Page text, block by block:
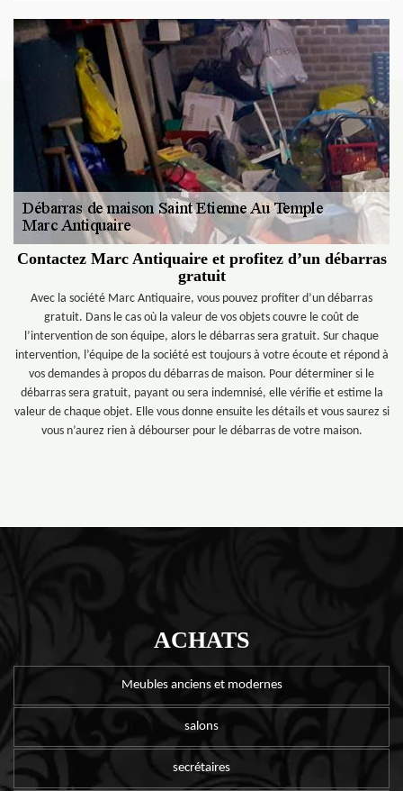
Contactez Marc Antiquaire et profitez d’un débarras
gratuit
Avec la société Marc Antiquaire, vous pouvez profiter d’un débarras
gratuit. Dans le cas où la valeur de vos objets couvre le coût de
l’intervention de son équipe, alors le débarras sera gratuit. Sur chaque
intervention, l’équipe de la société est toujours à votre écoute et répond à
vos demandes à propos du débarras de maison. Pour déterminer si le
débarras sera gratuit, payant ou sera indemnisé, elle vérifie et estime la
valeur de chaque objet. Elle vous donne ensuite les détails et vous saurez si
vous n’aurez rien à débourser pour le débarras de votre maison.
ACHATS
Meubles anciens et modernes
salons
secrétaires